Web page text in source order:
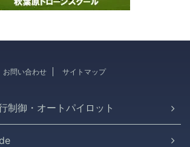
お問い合わせ サイトマップ
制御・オートパイロット